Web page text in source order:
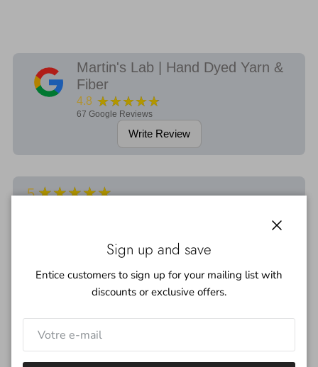
Martin's Lab | Hand Dyed Yarn &
Fiber
4.8 ★★★★★
67 Google Reviews
Write Review
5★★★★★
Małgorzata Wiercik
7 months ago
Sign up and save
Entice customers to sign up for your mailing list with
discounts or exclusive offers.